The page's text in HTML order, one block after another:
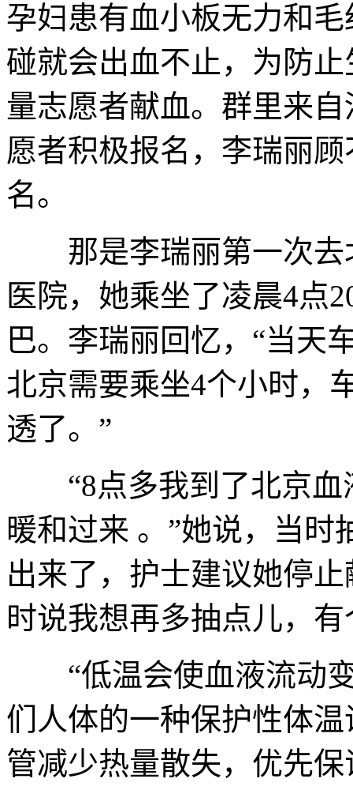
孕妇患有血小板无力和
碰就会出血不止，为防
量志愿者献血。群里来
愿者积极报名，李瑞丽
名。
那是李瑞丽第一次去
医院，她乘坐了凌晨4点
巴。李瑞丽回忆，“当天
北京需要乘坐4个小时，
透了。”
“8点多我到了北京血
暖和过来 。”她说，当时
出来了，护士建议她停
时说我想再多抽点儿，
“低温会使血液流动变
们人体的一种保护性体
管减少热量散失，优先